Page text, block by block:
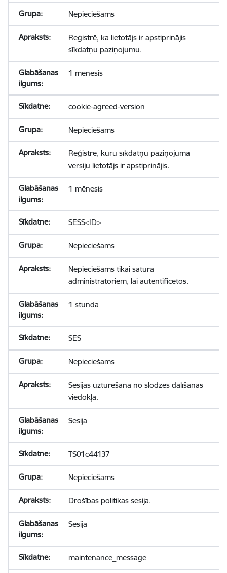
Nepieciešams
Reģistrē, ka lietotājs ir apstiprinājis
sīkdatņu paziņojumu.
1 mēnesis
cookie-agreed-version
Nepieciešams
Reģistrē, kuru sīkdatņu paziņojuma
versiju lietotājs ir apstiprinājis.
1 mēnesis
SESS<ID>
Nepieciešams
Nepieciešams tikai satura
administratoriem, lai autentificētos.
1 stunda
SES
Nepieciešams
Sesijas uzturēšana no slodzes dalīšanas
viedokļa.
Sesija
TS01c44137
Nepieciešams
Drošības politikas sesija.
Sesija
maintenance_message